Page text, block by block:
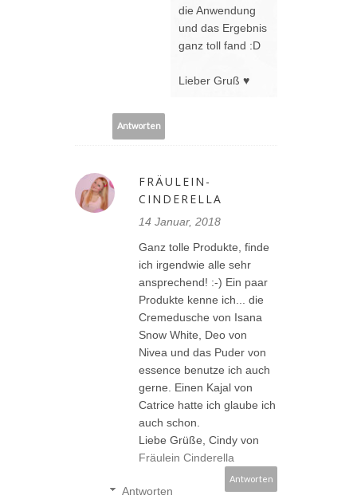
die Anwendung
und das Ergebnis
ganz toll fand :D
Lieber Gruß ♥
Antworten
FRÄULEIN-
CINDERELLA
14 Januar, 2018
Ganz tolle Produkte, finde
ich irgendwie alle sehr
ansprechend! :-) Ein paar
Produkte kenne ich... die
Cremedusche von Isana
Snow White, Deo von
Nivea und das Puder von
essence benutze ich auch
gerne. Einen Kajal von
Catrice hatte ich glaube ich
auch schon.
Liebe Grüße, Cindy von
Fräulein Cinderella
Antworten
Antworten